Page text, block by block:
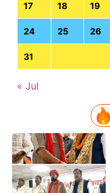
17 18 19
24 25 26
31
« Jul